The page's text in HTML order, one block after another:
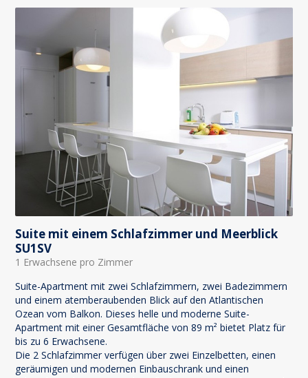
Suite mit einem Schlafzimmer und Meerblick
SU1SV
1 Erwachsene pro Zimmer
Suite-Apartment mit zwei Schlafzimmern, zwei Badezimmern
und einem atemberaubenden Blick auf den Atlantischen
Ozean vom Balkon. Dieses helle und moderne Suite-
Apartment mit einer Gesamtfläche von 89 m² bietet Platz für
bis zu 6 Erwachsene.
Die 2 Schlafzimmer verfügen über zwei Einzelbetten, einen
geräumigen und modernen Einbauschrank und einen